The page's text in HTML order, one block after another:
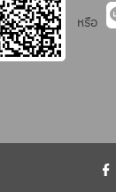
หรือ
.